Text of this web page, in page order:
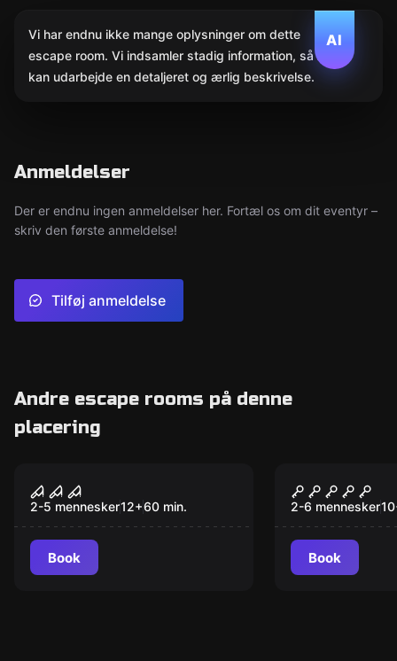
AI
Vi har endnu ikke mange oplysninger om dette
escape room. Vi indsamler stadig information, så AI
kan udarbejde en detaljeret og ærlig beskrivelse.
Anmeldelser
Der er endnu ingen anmeldelser her. Fortæl os om dit eventyr –
skriv den første anmeldelse!
Tilføj anmeldelse
Andre escape rooms på denne
placering
The Undead
2-5 mennesker12+60 min.
Book
Undercover
2-6 mennesker10
Book